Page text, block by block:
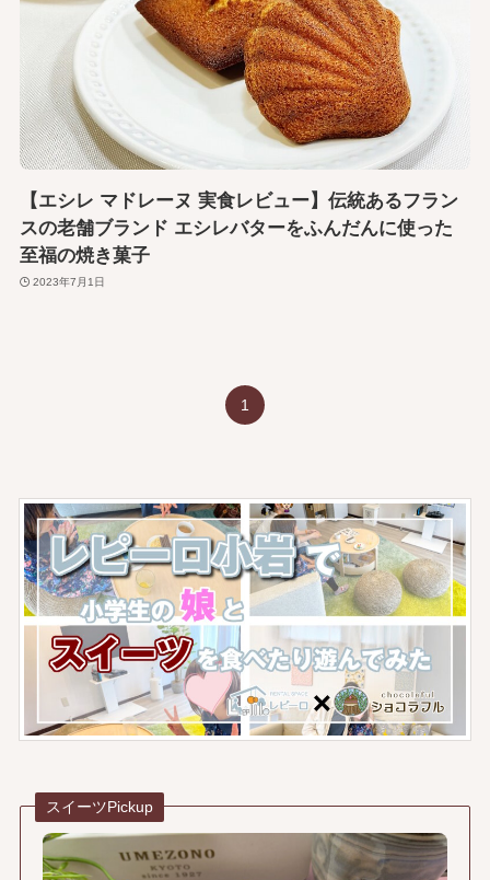
【エシレ マドレーヌ 実食レビュー】伝統あるフラン
スの老舗ブランド エシレバターをふんだんに使った
至福の焼き菓子
2023年7月1日
1
スイーツPickup